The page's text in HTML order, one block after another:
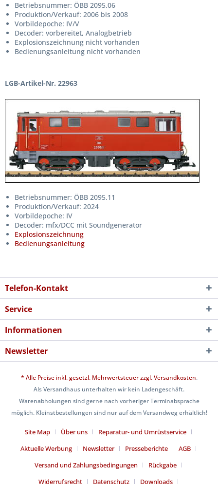
Betriebsnummer: ÖBB 2095.06
Produktion/Verkauf: 2006 bis 2008
Vorbildepoche: IV/V
Decoder: vorbereitet, Analogbetrieb
Explosionszeichnung nicht vorhanden
Bedienungsanleitung nicht vorhanden
LGB-Artikel-Nr. 22963
Betriebsnummer: ÖBB 2095.11
Produktion/Verkauf: 2024
Vorbildepoche: IV
Decoder: mfx/DCC mit Soundgenerator
Explosionszeichnung
Bedienungsanleitung
Telefon-Kontakt
Service
Informationen
Newsletter
* Alle Preise inkl. gesetzl. Mehrwertsteuer zzgl.Versandkosten.
Als Versandhaus unterhalten wir kein Ladengeschäft.
Warenabholungen sind gerne nach vorheriger Terminabsprache
möglich. Kleinstbestellungen sind nur auf dem Versandweg erhältlich!
Site Map Über uns
Reparatur- und Umrüstservice
Aktuelle Werbung
Newsletter Presseberichte
AGB
Versand und Zahlungsbedingungen
Rückgabe
Widerrufsrecht
Datenschutz Downloads